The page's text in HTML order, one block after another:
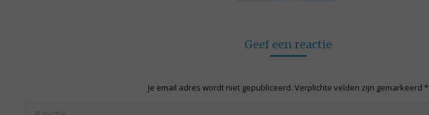
Geef een reactie
Je email adres wordt niet gepubliceerd. Verplichte velden zijn gemarkeerd*
Reactie